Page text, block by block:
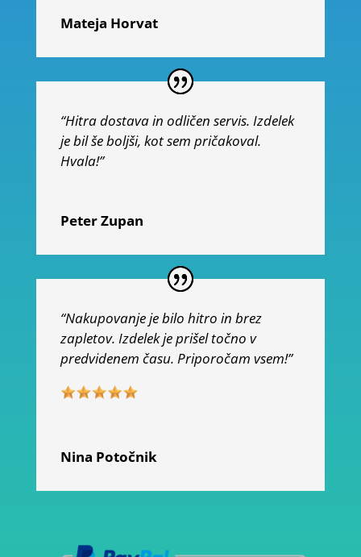
Mateja Horvat
“Hitra dostava in odličen servis. Izdelek
je bil še boljši, kot sem pričakoval.
Hvala!”
Peter Zupan
“Nakupovanje je bilo hitro in brez
zapletov. Izdelek je prišel točno v
predvidenem času. Priporočam vsem!”
Nina Potočnik